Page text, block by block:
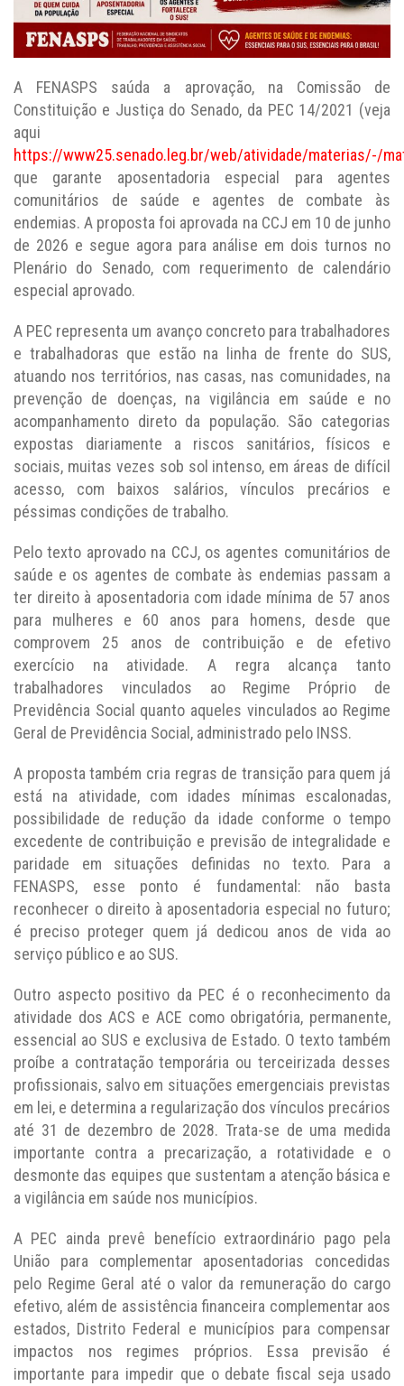
A FENASPS saúda a aprovação, na Comissão de
Constituição e Justiça do Senado, da PEC 14/2021 (veja
aqui
https://www25.senado.leg.br/web/atividade/materias/-/
que garante aposentadoria especial para agentes
comunitários de saúde e agentes de combate às
endemias. A proposta foi aprovada na CCJ em 10 de junho
de 2026 e segue agora para análise em dois turnos no
Plenário do Senado, com requerimento de calendário
especial aprovado.
A PEC representa um avanço concreto para trabalhadores
e trabalhadoras que estão na linha de frente do SUS,
atuando nos territórios, nas casas, nas comunidades, na
prevenção de doenças, na vigilância em saúde e no
acompanhamento direto da população. São categorias
expostas diariamente a riscos sanitários, físicos e
sociais, muitas vezes sob sol intenso, em áreas de difícil
acesso, com baixos salários, vínculos precários e
péssimas condições de trabalho.
Pelo texto aprovado na CCJ, os agentes comunitários de
saúde e os agentes de combate às endemias passam a
ter direito à aposentadoria com idade mínima de 57 anos
para mulheres e 60 anos para homens, desde que
comprovem 25 anos de contribuição e de efetivo
exercício na atividade. A regra alcança tanto
trabalhadores vinculados ao Regime Próprio de
Previdência Social quanto aqueles vinculados ao Regime
Geral de Previdência Social, administrado pelo INSS.
A proposta também cria regras de transição para quem já
está na atividade, com idades mínimas escalonadas,
possibilidade de redução da idade conforme o tempo
excedente de contribuição e previsão de integralidade e
paridade em situações definidas no texto. Para a
FENASPS, esse ponto é fundamental: não basta
reconhecer o direito à aposentadoria especial no futuro;
é preciso proteger quem já dedicou anos de vida ao
serviço público e ao SUS.
Outro aspecto positivo da PEC é o reconhecimento da
atividade dos ACS e ACE como obrigatória, permanente,
essencial ao SUS e exclusiva de Estado. O texto também
proíbe a contratação temporária ou terceirizada desses
profissionais, salvo em situações emergenciais previstas
em lei, e determina a regularização dos vínculos precários
até 31 de dezembro de 2028. Trata-se de uma medida
importante contra a precarização, a rotatividade e o
desmonte das equipes que sustentam a atenção básica e
a vigilância em saúde nos municípios.
A PEC ainda prevê benefício extraordinário pago pela
União para complementar aposentadorias concedidas
pelo Regime Geral até o valor da remuneração do cargo
efetivo, além de assistência financeira complementar aos
estados, Distrito Federal e municípios para compensar
impactos nos regimes próprios. Essa previsão é
importante para impedir que o debate fiscal seja usado